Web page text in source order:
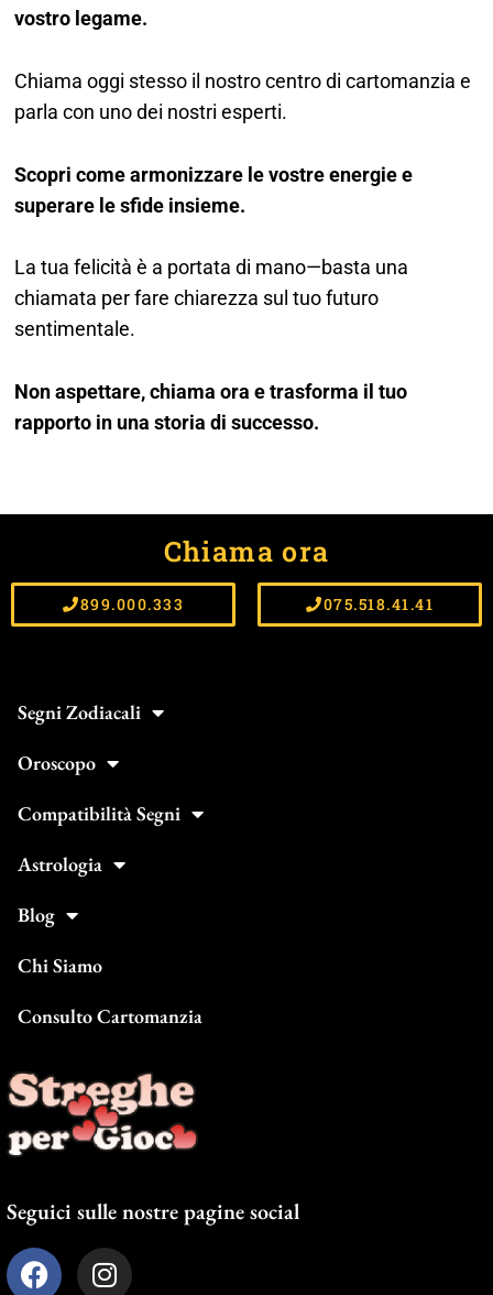
vostro legame.
Chiama oggi stesso il nostro centro di cartomanzia e
parla con uno dei nostri esperti.
Scopri come armonizzare le vostre energie e
superare le sfide insieme.
La tua felicità è a portata di mano—basta una
chiamata per fare chiarezza sul tuo futuro
sentimentale.
Non aspettare, chiama ora e trasforma il tuo
rapporto in una storia di successo.
Chiama ora
899.000.333 075.518.41.41
Segni Zodiacali
Oroscopo
Compatibilità Segni
Astrologia
Blog
Chi Siamo
Consulto Cartomanzia
Seguici sulle nostre pagine social
F
a
I
n